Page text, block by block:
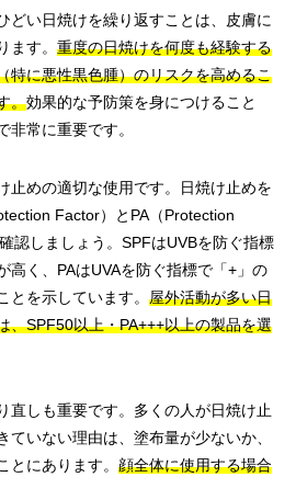
どい日焼けを繰り返すことは、皮膚に
ます。 重度の日焼けを何度も経験する
特に悪性黒色腫）のリスクを高めるこ
。効果的な予防策を身につけること
非常に重要です。
止めの適切な使用です。日焼け止めを
Factor）とPA（Protection
認しましょう。SPFはUVBを防ぐ指標
高く、PAはUVAを防ぐ指標で「+」の
とを示しています。 屋外活動が多い日
、SPF50以上・PA+++以上の製品を選
直しも重要です。多くの人が日焼け止
ていない理由は、塗布量が少ないか、
とにあります。 顔全体に使用する場合